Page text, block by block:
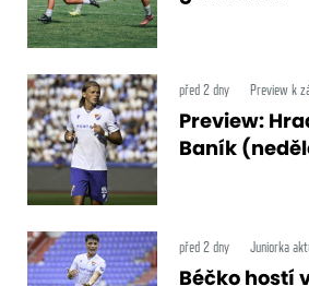
před 2 dny Preview k
Preview:
Baník
před 2 dny Juniorka
Béčko hostí